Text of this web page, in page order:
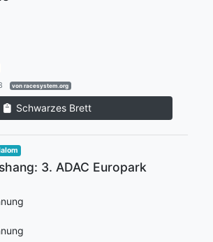
von racesystem.org
Schwarzes Brett
3. ADAC Europark